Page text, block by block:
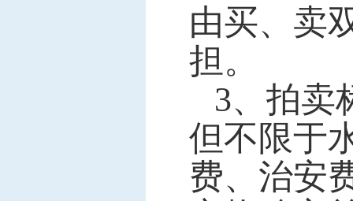
由买、卖
担。
3、 拍卖
但不限于
费、治安